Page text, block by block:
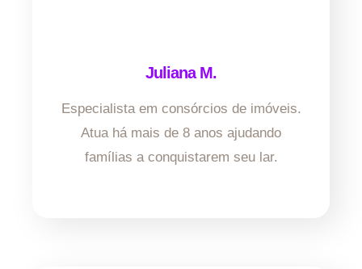
Juliana M.
Especialista em consórcios de imóveis.
Atua há mais de 8 anos ajudando
famílias a conquistarem seu lar.